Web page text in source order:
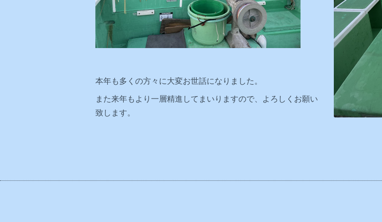
本年も多くの方々に大変お世話になりました。
また来年もより一層精進してまいりますので、よろしくお願い
致します。